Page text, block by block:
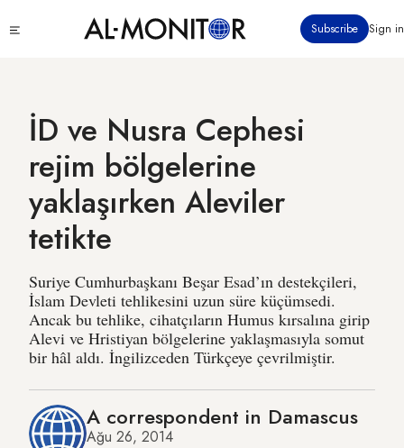
içeriğe
Subscribe Sign in
İD ve Nusra Cephesi
rejim bölgelerine
yaklaşırken Aleviler
tetikte
Suriye Cumhurbaşkanı Beşar Esad’ın destekçileri,
İslam Devleti tehlikesini uzun süre küçümsedi.
Ancak bu tehlike, cihatçıların Humus kırsalına girip
Alevi ve Hristiyan bölgelerine yaklaşmasıyla somut
bir hâl aldı. İngilizceden Türkçeye çevrilmiştir.
A correspondent in Damascus
Ağu 26, 2014